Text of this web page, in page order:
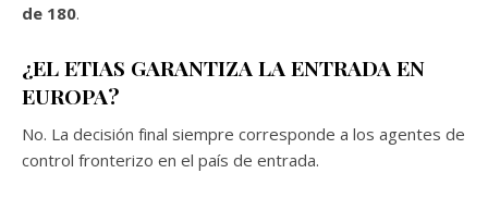
de 180.
¿EL ETIAS GARANTIZA LA ENTRADA EN
EUROPA?
No. La decisión final siempre corresponde a los agentes de
control fronterizo en el país de entrada.